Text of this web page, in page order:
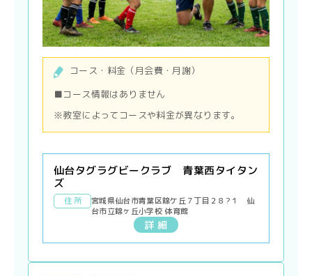
コース・料金（月会費・月謝）
■コース情報はありません
※教室によってコースや料金が異なります。
仙台タグラグビークラブ 青葉西タイタン
ズ
住 所
宮城県仙台市青葉区錦ケ丘７丁目２８?１ 仙
台市立錦ヶ丘小学校 体育館
詳 細